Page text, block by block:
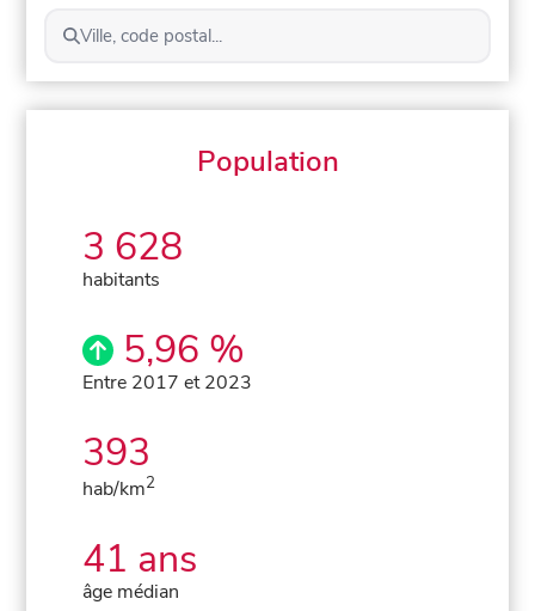
Ville, code postal...
Population
3 628
habitants
5,96 %
Entre 2017 et 2023
393
hab/km2
41 ans
âge médian